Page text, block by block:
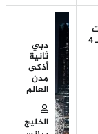
مالية بـ 4 دبي
ثانية
أذكى
مدن
العالم
الخليج